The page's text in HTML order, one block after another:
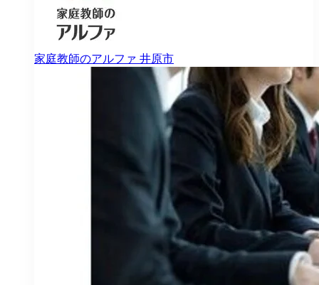
家庭教師のアルファ 井原市